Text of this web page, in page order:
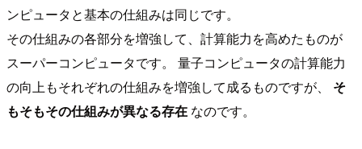
ンピュータと基本の仕組みは同じです。
その仕組みの各部分を増強して、計算能力を高めたものが
スーパーコンピュータです。 量子コンピュータの計算能力
の向上もそれぞれの仕組みを増強して成るものですが、 そ
もそもその仕組みが異なる存在 なのです。